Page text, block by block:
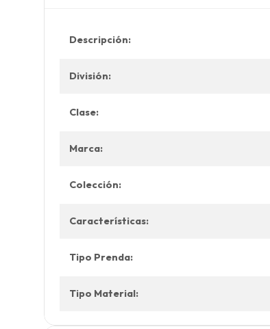
Descripción:
División:
Clase:
Marca:
Colección:
Características:
Tipo Prenda:
Tipo Material: